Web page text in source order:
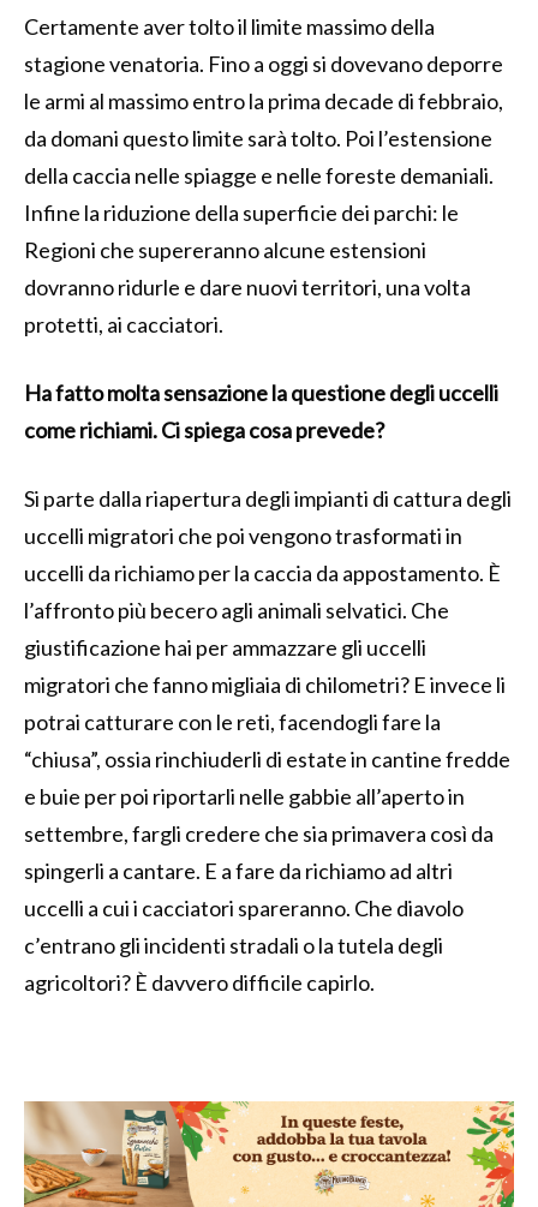
Certamente aver tolto il limite massimo della
stagione venatoria. Fino a oggi si dovevano deporre
le armi al massimo entro la prima decade di febbraio,
da domani questo limite sarà tolto. Poi l’estensione
della caccia nelle spiagge e nelle foreste demaniali.
Infine la riduzione della superficie dei parchi: le
Regioni che supereranno alcune estensioni
dovranno ridurle e dare nuovi territori, una volta
protetti, ai cacciatori.
Ha fatto molta sensazione la questione degli uccelli
come richiami. Ci spiega cosa prevede?
Si parte dalla riapertura degli impianti di cattura degli
uccelli migratori che poi vengono trasformati in
uccelli da richiamo per la caccia da appostamento. È
l’affronto più becero agli animali selvatici. Che
giustificazione hai per ammazzare gli uccelli
migratori che fanno migliaia di chilometri? E invece li
potrai catturare con le reti, facendogli fare la
“chiusa”, ossia rinchiuderli di estate in cantine fredde
e buie per poi riportarli nelle gabbie all’aperto in
settembre, fargli credere che sia primavera così da
spingerli a cantare. E a fare da richiamo ad altri
uccelli a cui i cacciatori spareranno. Che diavolo
c’entrano gli incidenti stradali o la tutela degli
agricoltori? È davvero difficile capirlo.